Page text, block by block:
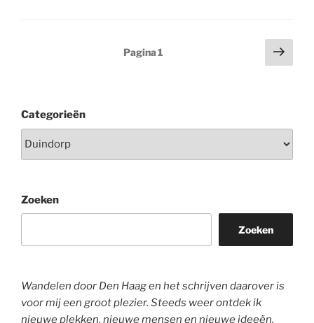
Pagina1
Categorieën
Zoeken
Zoeken
Wandelen door Den Haag en het schrijven daarover is
voor mij een groot plezier. Steeds weer ontdek ik
nieuwe plekken, nieuwe mensen en nieuwe ideeën.